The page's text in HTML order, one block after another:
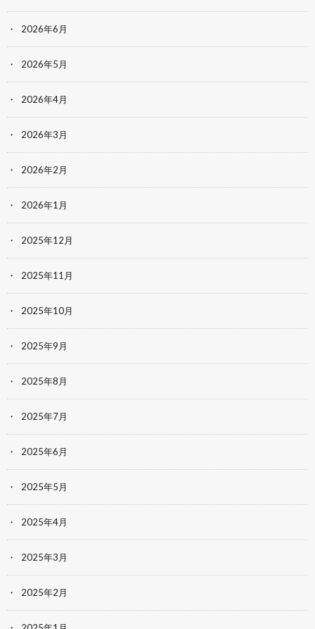
2026年6月
2026年5月
2026年4月
2026年3月
2026年2月
2026年1月
2025年12月
2025年11月
2025年10月
2025年9月
2025年8月
2025年7月
2025年6月
2025年5月
2025年4月
2025年3月
2025年2月